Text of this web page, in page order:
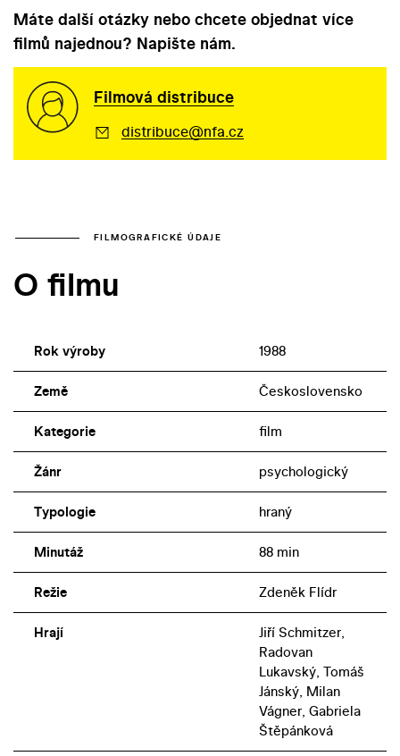
Máte další otázky nebo chcete objednat více
filmů najednou? Napište nám.
Filmová distribuce
distribuce@nfa.cz
FILMOGRAFICKÉ ÚDAJE
O filmu
Rok výroby 1988
Země Československo
Kategorie film
Žánr psychologický
Typologie hraný
Minutáž 88 min
Režie Zdeněk Flídr
Hrají
Jiří Schmitzer,
Radovan
Lukavský, Tomáš
Jánský, Milan
Vágner, Gabriela
Štěpánková